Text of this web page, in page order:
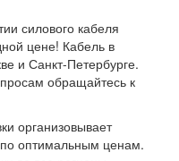
силового кабеля
цене! Кабель в
и Санкт-Петербурге.
обращайтесь к
организовывает
оптимальным ценам.